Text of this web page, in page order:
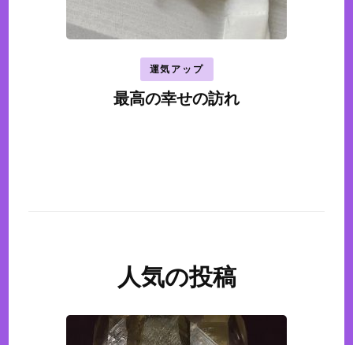
運気アップ
最高の幸せの訪れ
人気の投稿